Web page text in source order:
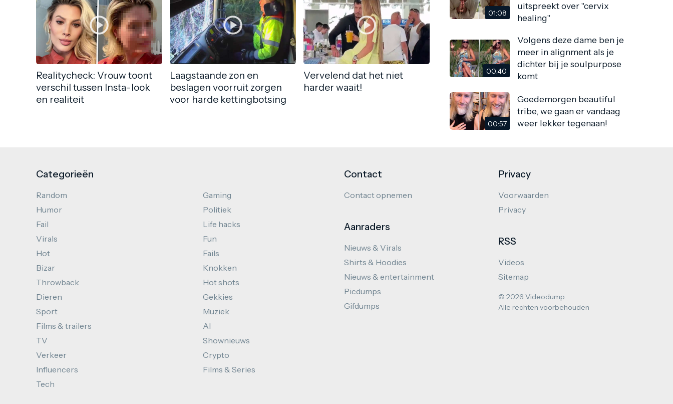
Realitycheck: Vrouw toont
verschil tussen Insta-look
en realiteit
Laagstaande zon en
beslagen voorruit zorgen
voor harde kettingbotsing
Vervelend dat het niet
harder waait!
01:08
uitspreekt over "cervix
healing"
00:40
Volgens deze dame ben je
meer in alignment als je
dichter bij je soulpurpose
komt
00:57
Goedemorgen beautiful
tribe, we gaan er vandaag
weer lekker tegenaan!
Categorieën
Random
Humor
Fail
Virals
Hot
Bizar
Throwback
Dieren
Sport
Films & trailers
TV
Verkeer
Influencers
Tech
Gaming
Politiek
Life hacks
Fun
Fails
Knokken
Hot shots
Gekkies
Muziek
AI
Shownieuws
Crypto
Films & Series
Contact
Contact opnemen
Aanraders
Nieuws & Virals
Shirts & Hoodies
Nieuws & entertainment
Picdumps
Gifdumps
Privacy
Voorwaarden
Privacy
RSS
Videos
Sitemap
© 2026 Videodump
Alle rechten voorbehouden